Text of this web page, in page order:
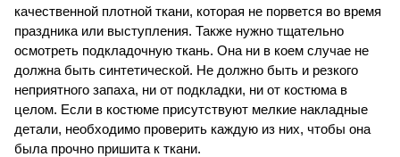
качественной плотной ткани, которая не порвется во время
праздника или выступления. Также нужно тщательно
осмотреть подкладочную ткань. Она ни в коем случае не
должна быть синтетической. Не должно быть и резкого
неприятного запаха, ни от подкладки, ни от костюма в
целом. Если в костюме присутствуют мелкие накладные
детали, необходимо проверить каждую из них, чтобы она
была прочно пришита к ткани.